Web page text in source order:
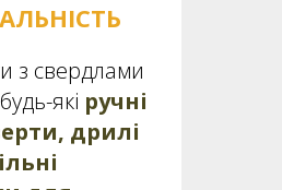
з свердлами
які ручні
дрилі